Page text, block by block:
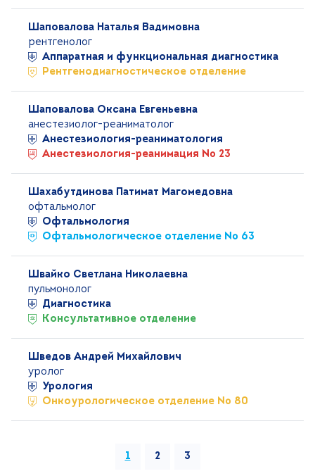
Шаповалова Наталья Вадимовна
рентгенолог
Аппаратная и функциональная диагностика
Рентгенодиагностическое отделение
Шаповалова Оксана Евгеньевна
анестезиолог-реаниматолог
Анестезиология-реаниматология
Анестезиология-реанимация № 23
Шахабутдинова Патимат Магомедовна
офтальмолог
Офтальмология
Офтальмологическое отделение № 63
Швайко Светлана Николаевна
пульмонолог
Диагностика
Консультативное отделение
Шведов Андрей Михайлович
уролог
Урология
Онкоурологическое отделение № 80
1 2 3